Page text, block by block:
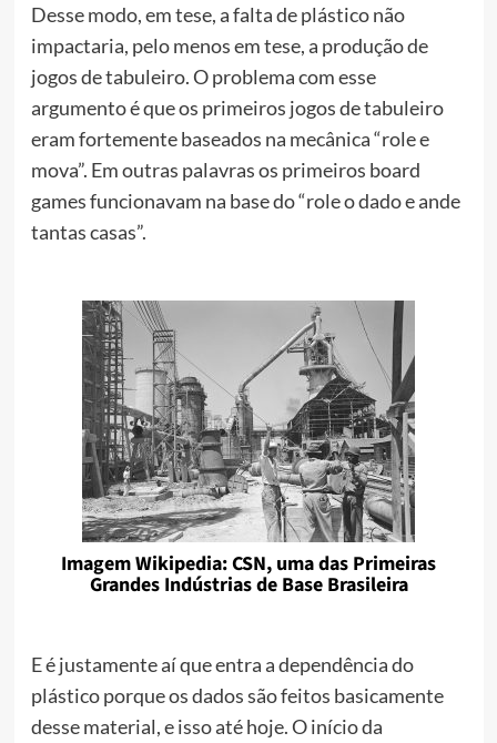
Desse modo, em tese, a falta de plástico não
impactaria, pelo menos em tese, a produção de
jogos de tabuleiro. O problema com esse
argumento é que os primeiros jogos de tabuleiro
eram fortemente baseados na mecânica “role e
mova”. Em outras palavras os primeiros board
games funcionavam na base do “role o dado e ande
tantas casas”.
Imagem Wikipedia: CSN, uma das Primeiras
Grandes Indústrias de Base Brasileira
E é justamente aí que entra a dependência do
plástico porque os dados são feitos basicamente
desse material, e isso até hoje. O início da